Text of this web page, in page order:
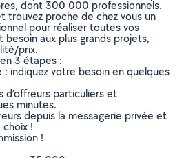
dont 300 000 professionnels.
trouvez proche de chez vous un
pour réaliser toutes vos
aux plus grands projets,
prix.
3 étapes :
: indiquez votre besoin en quelques
d’offreurs particuliers et
minutes.
depuis la messagerie privée et
!
!